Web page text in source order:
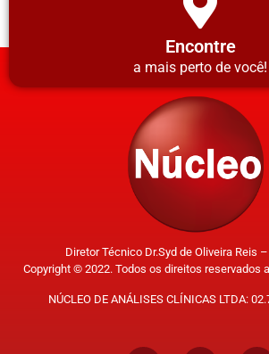
Encontre
a mais perto de você!
Diretor Técnico Dr.Syd de Oliveira Reis
Copyright © 2022. Todos os direitos reservados
NÚCLEO DE ANÁLISES CLÍNICAS LTDA: